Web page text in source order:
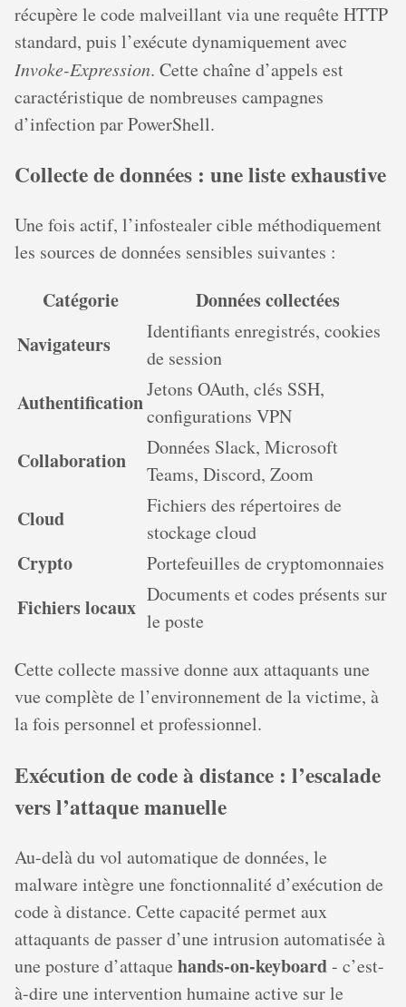
récupère le code malveillant via une requête HTTP
standard, puis l’exécute dynamiquement avec
Invoke-Expression. Cette chaîne d’appels est
caractéristique de nombreuses campagnes
d’infection par PowerShell.
Collecte de données : une liste exhaustive
Une fois actif, l’infostealer cible méthodiquement
les sources de données sensibles suivantes :
Catégorie
Données collectées
Navigateurs
Identifiants enregistrés, cookies
de session
Authentification
Jetons OAuth, clés SSH,
configurations VPN
Collaboration
Données Slack, Microsoft
Teams, Discord, Zoom
Cloud
Fichiers des répertoires de
stockage cloud
Crypto Portefeuilles de cryptomonnaies
Fichiers locaux
Documents et codes présents sur
le poste
Cette collecte massive donne aux attaquants une
vue complète de l’environnement de la victime, à
la fois personnel et professionnel.
Exécution de code à distance : l’escalade
vers l’attaque manuelle
Au-delà du vol automatique de données, le
malware intègre une fonctionnalité d’exécution de
code à distance. Cette capacité permet aux
attaquants de passer d’une intrusion automatisée à
une posture d’attaque hands-on-keyboard- c’est-
à-dire une intervention humaine active sur le